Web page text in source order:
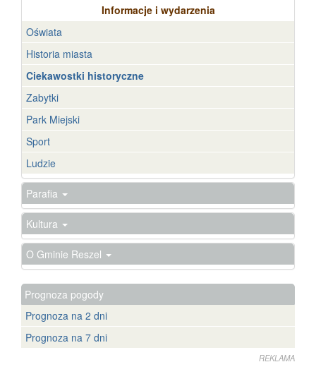
Informacje i wydarzenia
Oświata
Historia miasta
Ciekawostki historyczne
Zabytki
Park Miejski
Sport
Ludzie
Parafia
Kultura
O Gminie Reszel
Prognoza pogody
Prognoza na 2 dni
Prognoza na 7 dni
REKLAMA